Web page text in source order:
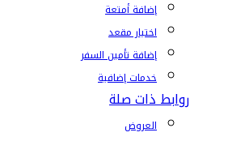
إضافة أمتعة
اختيار مقعد
إضافة تأمين السفر
خدمات إضافية
روابط ذات صلة
العروض